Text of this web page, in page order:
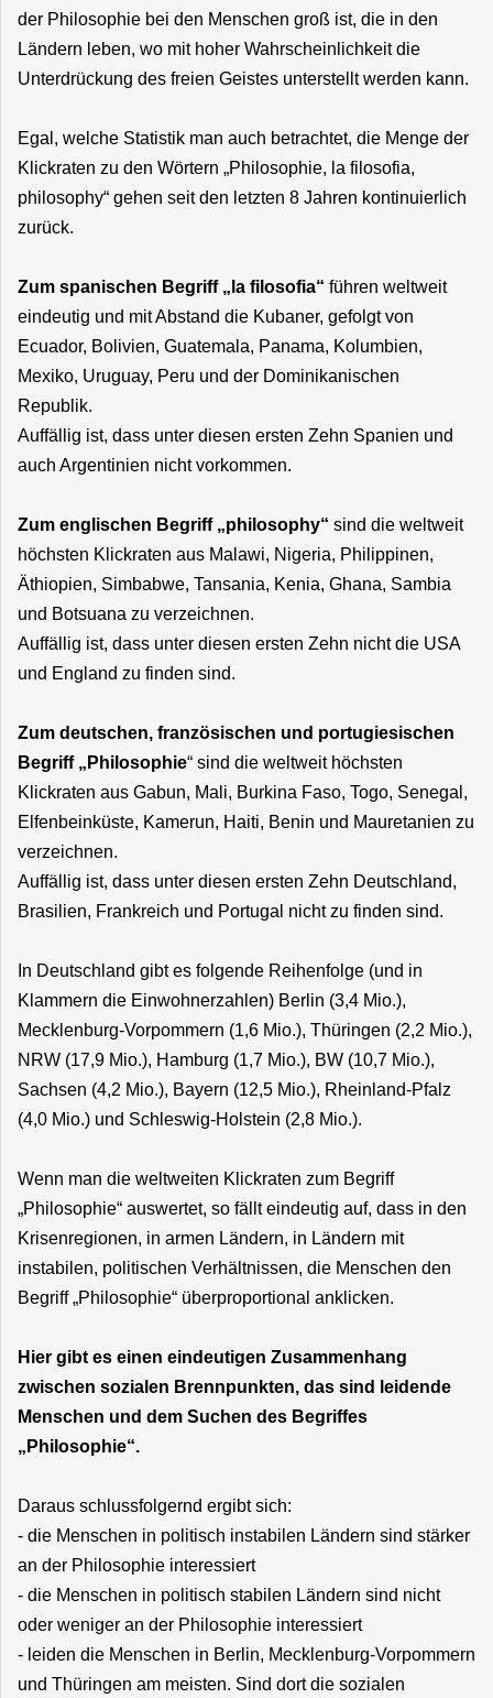
der Philosophie bei den Menschen groß ist, die in den
Ländern leben, wo mit hoher Wahrscheinlichkeit die
Unterdrückung des freien Geistes unterstellt werden kann.
Egal, welche Statistik man auch betrachtet, die Menge der
Klickraten zu den Wörtern „Philosophie, la filosofia,
philosophy“ gehen seit den letzten 8 Jahren kontinuierlich
zurück.
Zum spanischen Begriff „la filosofia“ führen weltweit
eindeutig und mit Abstand die Kubaner, gefolgt von
Ecuador, Bolivien, Guatemala, Panama, Kolumbien,
Mexiko, Uruguay, Peru und der Dominikanischen
Republik.
Auffällig ist, dass unter diesen ersten Zehn Spanien und
auch Argentinien nicht vorkommen.
Zum englischen Begriff „philosophy“ sind die weltweit
höchsten Klickraten aus Malawi, Nigeria, Philippinen,
Äthiopien, Simbabwe, Tansania, Kenia, Ghana, Sambia
und Botsuana zu verzeichnen.
Auffällig ist, dass unter diesen ersten Zehn nicht die USA
und England zu finden sind.
Zum deutschen, französischen und portugiesischen
Begriff „Philosophie“ sind die weltweit höchsten
Klickraten aus Gabun, Mali, Burkina Faso, Togo, Senegal,
Elfenbeinküste, Kamerun, Haiti, Benin und Mauretanien zu
verzeichnen.
Auffällig ist, dass unter diesen ersten Zehn Deutschland,
Brasilien, Frankreich und Portugal nicht zu finden sind.
In Deutschland gibt es folgende Reihenfolge (und in
Klammern die Einwohnerzahlen) Berlin (3,4 Mio.),
Mecklenburg-Vorpommern (1,6 Mio.), Thüringen (2,2 Mio.),
NRW (17,9 Mio.), Hamburg (1,7 Mio.), BW (10,7 Mio.),
Sachsen (4,2 Mio.), Bayern (12,5 Mio.), Rheinland-Pfalz
(4,0 Mio.) und Schleswig-Holstein (2,8 Mio.).
Wenn man die weltweiten Klickraten zum Begriff
„Philosophie“ auswertet, so fällt eindeutig auf, dass in den
Krisenregionen, in armen Ländern, in Ländern mit
instabilen, politischen Verhältnissen, die Menschen den
Begriff „Philosophie“ überproportional anklicken.
Hier gibt es einen eindeutigen Zusammenhang
zwischen sozialen Brennpunkten, das sind leidende
Menschen und dem Suchen des Begriffes
„Philosophie“.
Daraus schlussfolgernd ergibt sich:
- die Menschen in politisch instabilen Ländern sind stärker
an der Philosophie interessiert
- die Menschen in politisch stabilen Ländern sind nicht
oder weniger an der Philosophie interessiert
- leiden die Menschen in Berlin, Mecklenburg-Vorpommern
und Thüringen am meisten. Sind dort die sozialen